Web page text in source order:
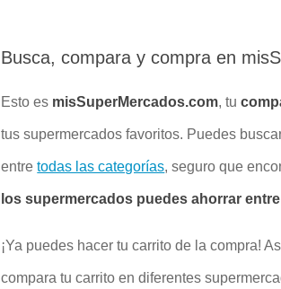
Busca, compara y compra en
Esto es misSuperMercados.com, tu
tus supermercados favoritos. Puedes
entretodas las categorías, seguro que
los supermercados puedes ahorrar
¡Ya puedes hacer tu carrito de la compra!
compara tu carrito en diferentes